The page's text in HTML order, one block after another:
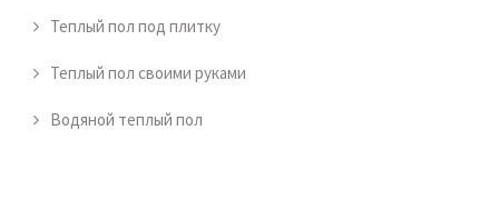
Теплый пол под плитку
Теплый пол своими руками
Водяной теплый пол